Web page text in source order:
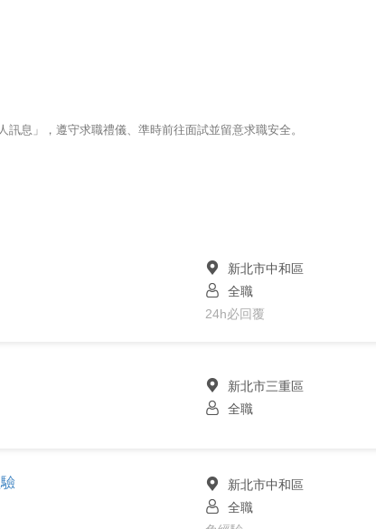
息」，遵守求職禮儀、準時前往面試並留意求職安全。
新北市中和區
全職
24h必回覆
新北市三重區
全職
新北市中和區
全職